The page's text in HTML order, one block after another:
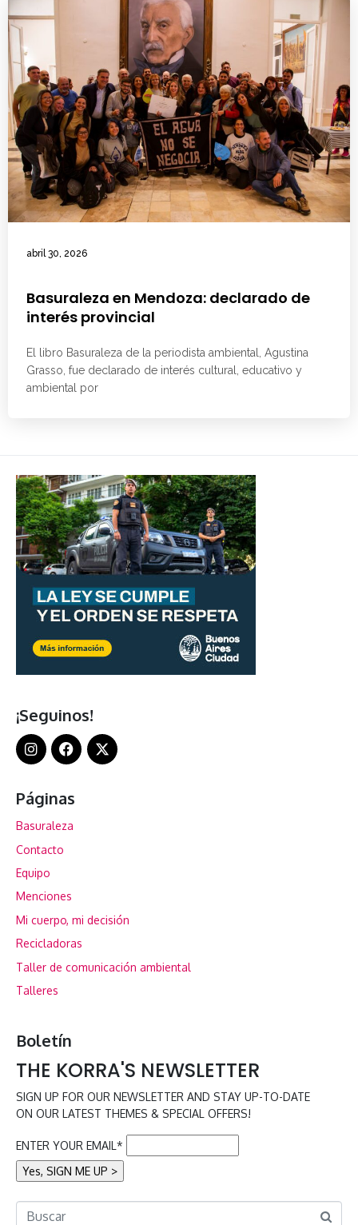
abril 30, 2026
Basuraleza en Mendoza: declarado de
interés provincial
El libro Basuraleza de la periodista ambiental, Agustina
Grasso, fue declarado de interés cultural, educativo y
ambiental por
¡Seguinos!
Páginas
Basuraleza
Contacto
Equipo
Menciones
Mi cuerpo, mi decisión
Recicladoras
Taller de comunicación ambiental
Talleres
Boletín
THE KORRA'S NEWSLETTER
SIGN UP FOR OUR NEWSLETTER AND STAY UP-TO-DATE
ON OUR LATEST THEMES & SPECIAL OFFERS!
ENTER YOUR EMAIL*